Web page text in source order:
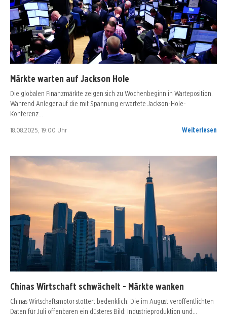
Märkte warten auf Jackson Hole
Die globalen Finanzmärkte zeigen sich zu Wochenbeginn in Warteposition.
Während Anleger auf die mit Spannung erwartete Jackson-Hole-
Konferenz…
18.08.2025, 19:00 Uhr Weiterlesen
Chinas Wirtschaft schwächelt - Märkte wanken
Chinas Wirtschaftsmotor stottert bedenklich. Die im August veröffentlichten
Daten für Juli offenbaren ein düsteres Bild: Industrieproduktion und…